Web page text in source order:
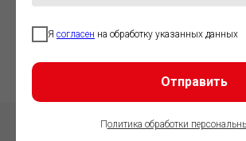
Я согласен на обработку указанных данных
Отправить
Политика обработки